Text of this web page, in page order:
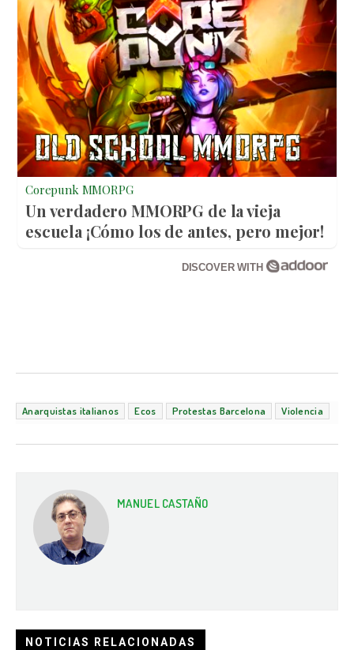
Corepunk MMORPG
Un verdadero MMORPG de la vieja
escuela ¡Cómo los de antes, pero mejor!
DISCOVER WITH
Anarquistas italianos Ecos Protestas Barcelona Violencia
MANUEL CASTAÑO
NOTICIAS RELACIONADAS